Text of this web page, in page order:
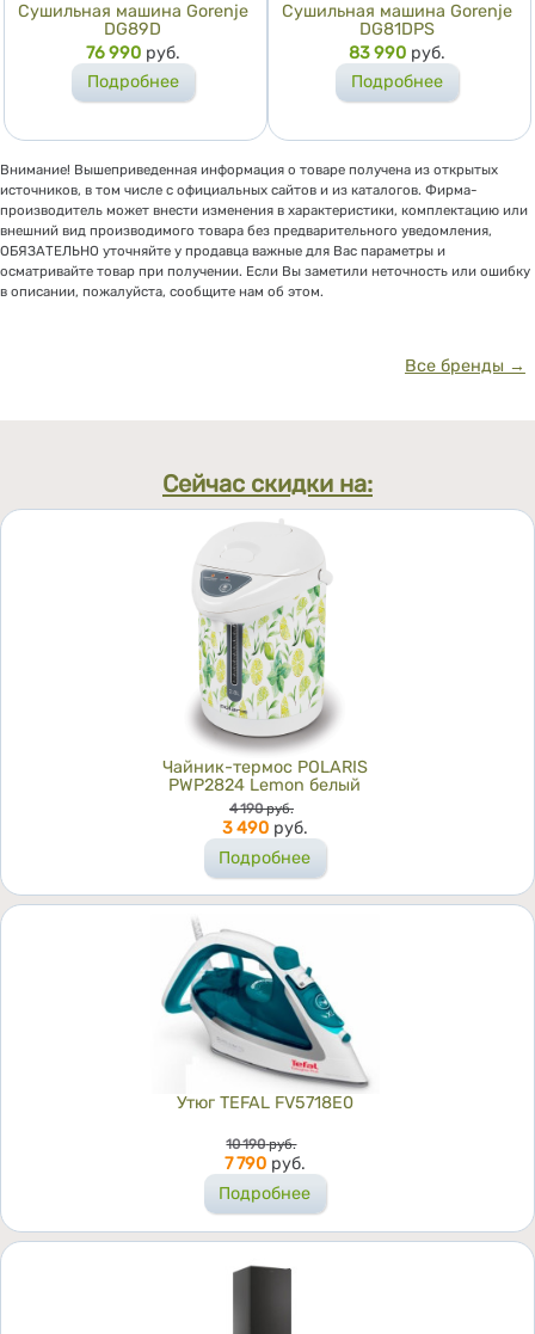
Сушильная машина Gorenje
DG89D
Цена
76 990 руб.
Подробнее
Сушильная машина Gorenje
DG81DPS
Цена
83 990 руб.
Подробнее
Внимание! Вышеприведенная информация о товаре получена из открытых
источников, в том числе с официальных сайтов и из каталогов. Фирма-
производитель может внести изменения в характеристики, комплектацию или
внешний вид производимого товара без предварительного уведомления,
ОБЯЗАТЕЛЬНО уточняйте у продавца важные для Вас параметры и
осматривайте товар при получении. Если Вы заметили неточность или ошибку
в описании, пожалуйста, сообщите нам об этом.
Все бренды →
Сейчас скидки на:
Чайник-термос POLARIS
PWP2824 Lemon белый
Цена
4 190 руб.
3 490 руб.
Подробнее
Утюг TEFAL FV5718E0
Цена
10 190 руб.
7 790 руб.
Подробнее